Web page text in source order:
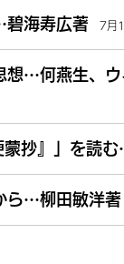
海寿広著 7月
…何燕生、ウ
蒙抄』」を読
ら…柳田敏洋著